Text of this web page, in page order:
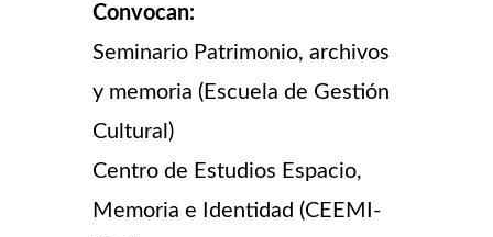
Convocan:
Seminario Patrimonio, archivos
y memoria (Escuela de Gestión
Cultural)
Centro de Estudios Espacio,
Memoria e Identidad (CEEMI-